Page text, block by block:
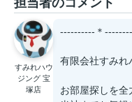
担当者のコメント
すみれハウ
ジング 宝
塚店
----------＊
有限会社すみ
お部屋探しを全